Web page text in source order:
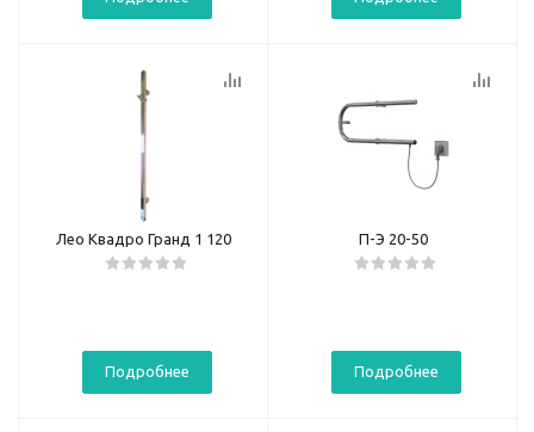
Лео Квадро Гранд 1 120
Подробнее
П-Э 20-50
Подробнее